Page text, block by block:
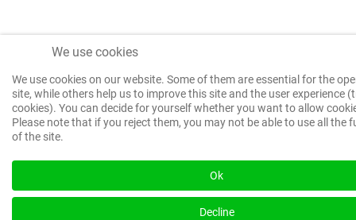
We use cookies
We use cookies on our website. Some of them are essential for the
site, while others help us to improve this site and the user experience
cookies). You can decide for yourself whether you want to allow
Please note that if you reject them, you may not be able to use all the
of the site.
Ok
Decline